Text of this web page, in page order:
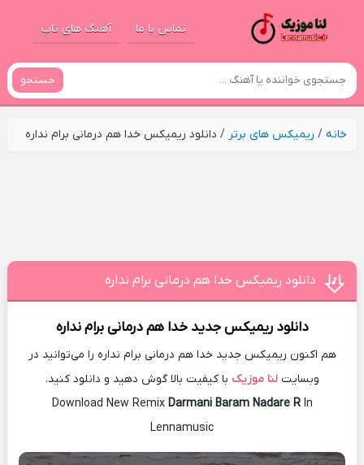
تماس با ما آهنگ های تاپ
جستجو
خانه/ ریمیکس های برتر / دانلود ریمیکس خدا هم درمانی برام نداره
دانلود ریمیکس خدا هم درمانی برام نداره
دانلود ریمیکس جدید خدا هم درمانی برام نداره
هم اکنون ریمیکس جدید خدا هم درمانی برام نداره را می‌توانید در
وبسایتلنا موزیک با کیفیت بالا گوش دهید و دانلود کنید.
Download New Remix Darmani Baram Nadare RIn
Lennamusic